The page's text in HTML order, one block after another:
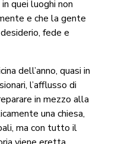
quei luoghi non
e che la gente
fede e
dell’anno, quasi in
l’afflusso di
in mezzo alla
una chiesa,
ma con tutto il